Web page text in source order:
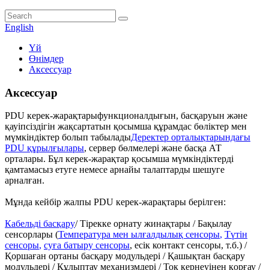
English
Үй
Өнімдер
Аксессуар
Аксессуар
PDU керек-жарақтарыфункционалдығын, басқаруын және
қауіпсіздігін жақсартатын қосымша құрамдас бөліктер мен
мүмкіндіктер болып табыладыДеректер орталықтарындағы
PDU құрылғылары, сервер бөлмелері және басқа АТ
орталары. Бұл керек-жарақтар қосымша мүмкіндіктерді
қамтамасыз етуге немесе арнайы талаптарды шешуге
арналған.
Мұнда кейбір жалпы PDU керек-жарақтары берілген:
Кабельді басқару/ Тірекке орнату жинақтары / Бақылау
сенсорлары (Температура мен ылғалдылық сенсоры, Түтін
сенсоры, суға батыру сенсоры, есік контакт сенсоры, т.б.) /
Қоршаған ортаны басқару модульдері / Қашықтан басқару
модульдері / Құлыптау механизмдері / Ток кернеуінен қорғау /